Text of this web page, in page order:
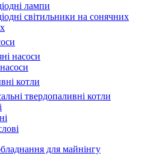
лампи
світильники на сонячних
насоси
котли
твердопаливні котли
для майнінгу